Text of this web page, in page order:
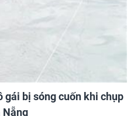
bị sóng cuốn khi chụp
Nẵng